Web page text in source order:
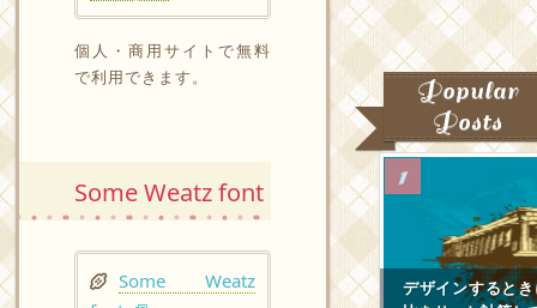
個人・商用サイトで無料
で利用できます。
Some Weatz font
Some Weatz
Popular
Posts
デザインすると